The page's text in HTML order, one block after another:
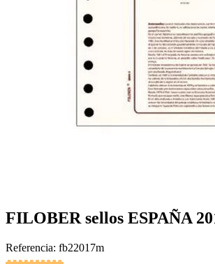
FILOBER sellos ESPAÑA
Referencia: fb22017m